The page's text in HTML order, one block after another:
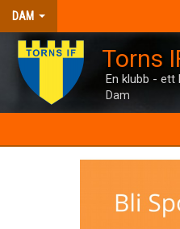
DAM
Torns
En klubb - ett
Dam